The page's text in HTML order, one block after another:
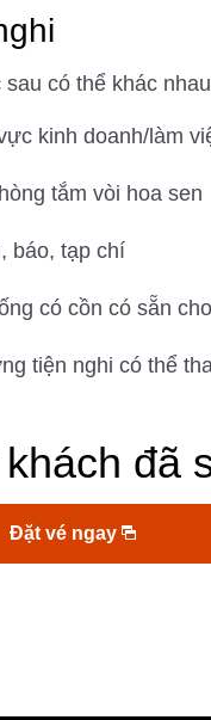
sau có thể khác
kinh doanh/làm
tắm vòi hoa sen
báo, tạp chí
có cồn có sẵn
tiện nghi có thể
đã
Đặt vé ngay